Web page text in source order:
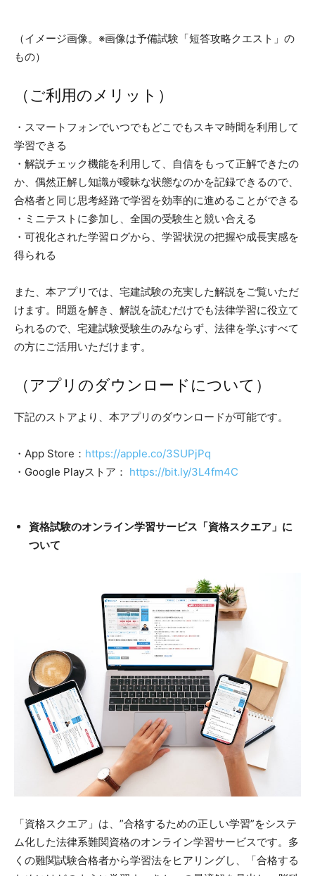
（イメージ画像。※画像は予備試験「短答攻略クエスト」の
もの）
（ご利用のメリット）
・スマートフォンでいつでもどこでもスキマ時間を利用して
学習できる
・解説チェック機能を利用して、自信をもって正解できたの
か、偶然正解し知識が曖昧な状態なのかを記録できるので、
合格者と同じ思考経路で学習を効率的に進めることができる
・ミニテストに参加し、全国の受験生と競い合える
・可視化された学習ログから、学習状況の把握や成長実感を
得られる
また、本アプリでは、宅建試験の充実した解説をご覧いただ
けます。問題を解き、解説を読むだけでも法律学習に役立て
られるので、宅建試験受験生のみならず、法律を学ぶすべて
の方にご活用いただけます。
（アプリのダウンロードについて）
下記のストアより、本アプリのダウンロードが可能です。
・App Store： https://apple.co/3SUPjPq
・Google Playストア： https://bit.ly/3L4fm4C
資格試験のオンライン学習サービス「資格スクエア」に
ついて
「資格スクエア」は、”合格するための正しい学習”をシステ
ム化した法律系難関資格のオンライン学習サービスです。多
くの難関試験合格者から学習法をヒアリングし、「合格する